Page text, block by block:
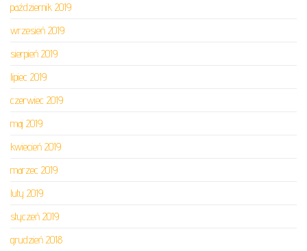
październik 2019
wrzesień 2019
sierpień 2019
lipiec 2019
czerwiec 2019
maj 2019
kwiecień 2019
marzec 2019
luty 2019
styczeń 2019
grudzień 2018